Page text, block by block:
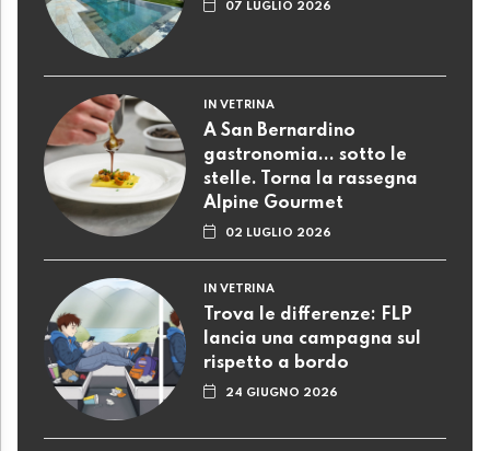
07 LUGLIO 2026
IN VETRINA
A San Bernardino
gastronomia... sotto le
stelle. Torna la rassegna
Alpine Gourmet
02 LUGLIO 2026
IN VETRINA
Trova le differenze: FLP
lancia una campagna sul
rispetto a bordo
24 GIUGNO 2026